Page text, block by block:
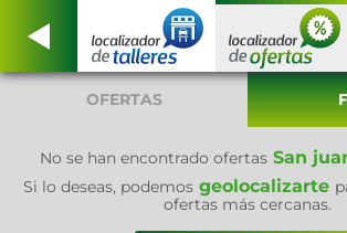
OFERTAS
No se han encontrado ofertas San
Si lo deseas, podemosgeolocalizarte
ofertas más cercanas.